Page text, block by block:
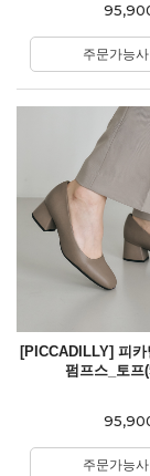
주문가능
[PICCADILLY] 피카
펌프스_토프
주문가능